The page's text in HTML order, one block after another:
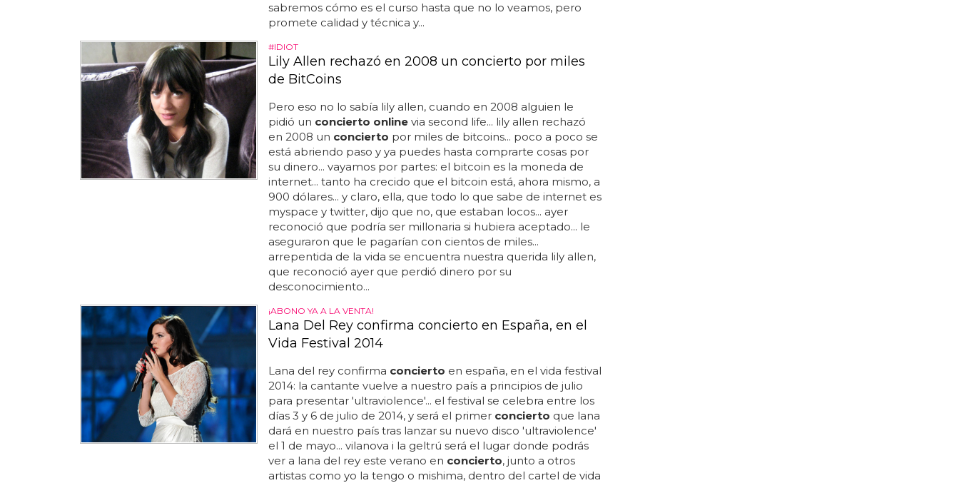
sabremos cómo es el curso hasta que no lo veamos, pero
promete calidad y técnica y...
#IDIOT
Lily Allen rechazó en 2008 un concierto por miles
de BitCoins
Pero eso no lo sabía lily allen, cuando en 2008 alguien le
pidió un concierto onlinevia second life... lily allen rechazó
en 2008 un concierto por miles de bitcoins... poco a poco se
está abriendo paso y ya puedes hasta comprarte cosas por
su dinero... vayamos por partes: el bitcoin es la moneda de
internet... tanto ha crecido que el bitcoin está, ahora mismo, a
900 dólares... y claro, ella, que todo lo que sabe de internet es
myspace y twitter, dijo que no, que estaban locos... ayer
reconoció que podría ser millonaria si hubiera aceptado... le
aseguraron que le pagarían con cientos de miles...
arrepentida de la vida se encuentra nuestra querida lily allen,
que reconoció ayer que perdió dinero por su
desconocimiento...
¡ABONO YA A LA VENTA!
Lana Del Rey confirma concierto en España, en el
Vida Festival 2014
Lana del rey confirma concierto en españa, en el vida festival
2014: la cantante vuelve a nuestro país a principios de julio
para presentar 'ultraviolence'... el festival se celebra entre los
días 3 y 6 de julio de 2014, y será el primer concierto que lana
dará en nuestro país tras lanzar su nuevo disco 'ultraviolence'
el 1 de mayo... vilanova i la geltrú será el lugar donde podrás
ver a lana del rey este verano en concierto, junto a otros
artistas como yo la tengo o mishima, dentro del cartel de vida